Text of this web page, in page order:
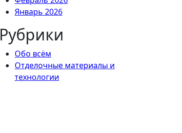
Январь 2026
Рубрики
Обо всём
Отделочные материалы и
технологии